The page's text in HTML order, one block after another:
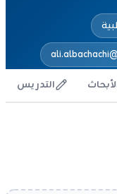
التدريس